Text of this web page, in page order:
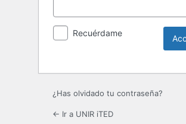
Recuérdame
¿Has olvidado tu contraseña?
← Ir a UNIR iTED